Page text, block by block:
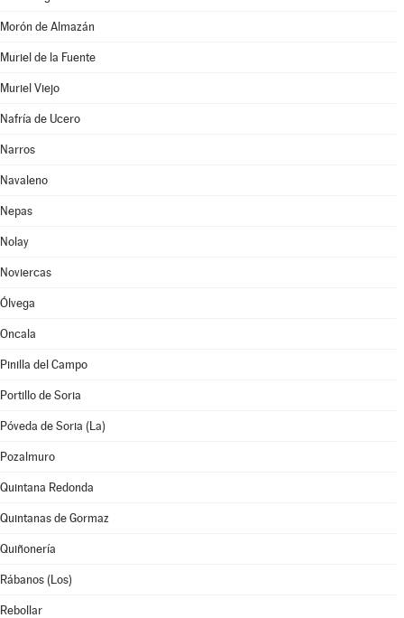
Morón de Almazán
Muriel de la Fuente
Muriel Viejo
Nafría de Ucero
Narros
Navaleno
Nepas
Nolay
Noviercas
Ólvega
Oncala
Pinilla del Campo
Portillo de Soria
Póveda de Soria (La)
Pozalmuro
Quintana Redonda
Quintanas de Gormaz
Quiñonería
Rábanos (Los)
Rebollar